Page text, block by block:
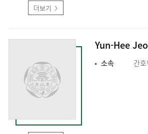
더보기
Yun-Hee
소속 간